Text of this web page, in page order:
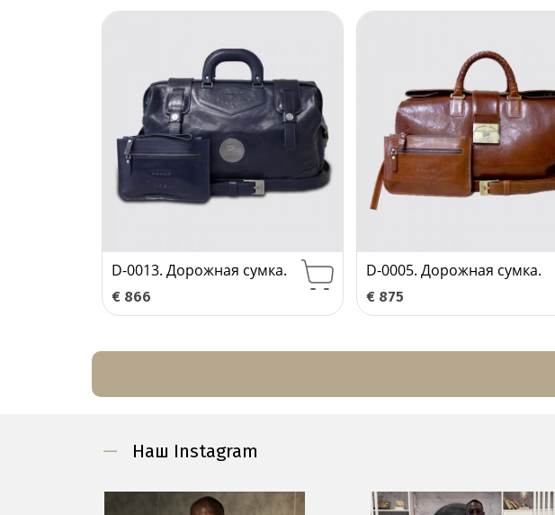
D-0013. Дорожная сумка.
€ 866
D-0005. Дорожная сумка.
€ 875
— Наш Instagram